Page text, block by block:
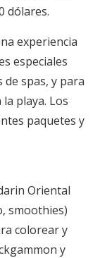
dólares.
experiencia
especiales
spas, y para
playa. Los
paquetes y
Oriental
smoothies)
colorear y
y